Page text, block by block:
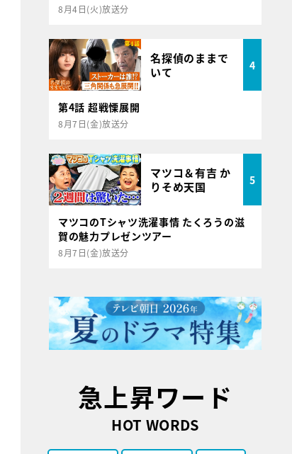
8月4日(火)放送分
名探偵のままで
いて
4
第4話 超戦慄展開
8月7日(金)放送分
マツコ＆有吉 か
りそめ天国
5
マツコのTシャツ洗濯事情 たくろうの滋
賀の魅力プレゼンツアー
8月7日(金)放送分
急上昇ワード
HOT WORDS